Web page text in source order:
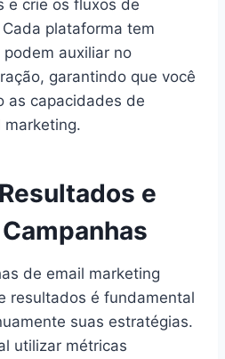
e crie os fluxos de
plataforma tem
auxiliar no
garantindo que você
as capacidades de
marketing.
e
de email marketing
resultados é fundamental
suas estratégias.
utilizar métricas